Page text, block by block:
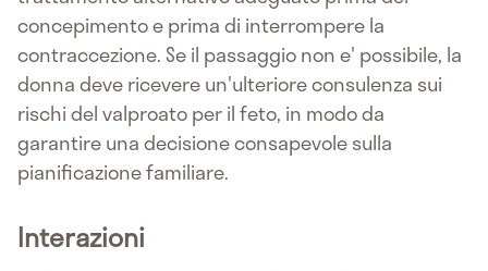
concepimento e prima di interrompere la
contraccezione. Se il passaggio non e' possibile, la
donna deve ricevere un'ulteriore consulenza sui
rischi del valproato per il feto, in modo da
garantire una decisione consapevole sulla
pianificazione familiare.
Interazioni